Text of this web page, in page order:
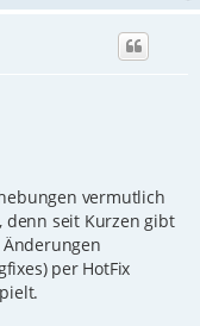
vermutlich
denn seit Kurzen gibt
Änderungen
per HotFix